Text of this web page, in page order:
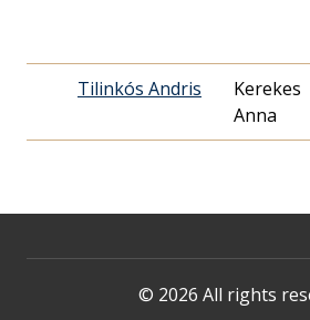
Tilinkós Andris
Kerekes
Anna
© 2026 All rights